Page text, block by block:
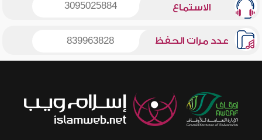
الاستماع 3095025884
عدد مرات الحفظ 839963828